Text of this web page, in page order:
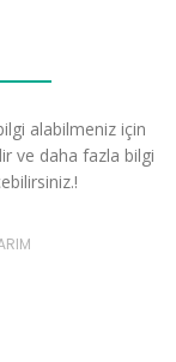
alabilmeniz için
ve daha fazla bilgi